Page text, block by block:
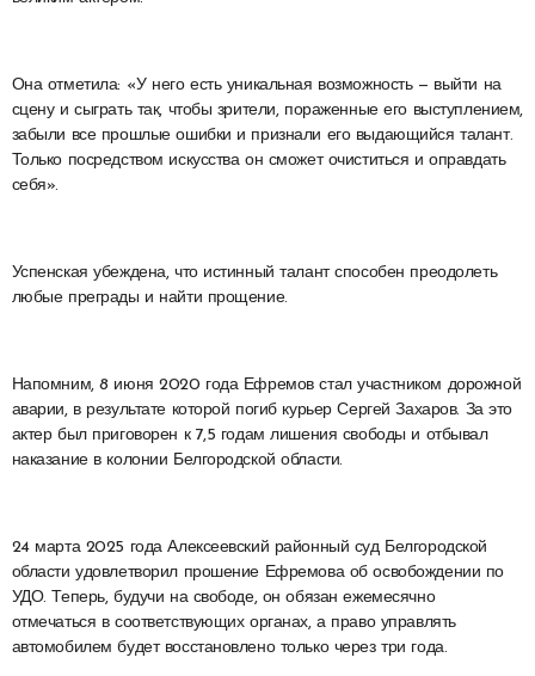
Она отметила: «У него есть уникальная возможность — выйти на
сцену и сыграть так, чтобы зрители, пораженные его выступлением,
забыли все прошлые ошибки и признали его выдающийся талант.
Только посредством искусства он сможет очиститься и оправдать
себя».
Успенская убеждена, что истинный талант способен преодолеть
любые преграды и найти прощение.
Напомним, 8 июня 2020 года Ефремов стал участником дорожной
аварии, в результате которой погиб курьер Сергей Захаров. За это
актер был приговорен к 7,5 годам лишения свободы и отбывал
наказание в колонии Белгородской области.
24 марта 2025 года Алексеевский районный суд Белгородской
области удовлетворил прошение Ефремова об освобождении по
УДО. Теперь, будучи на свободе, он обязан ежемесячно
отмечаться в соответствующих органах, а право управлять
автомобилем будет восстановлено только через три года.